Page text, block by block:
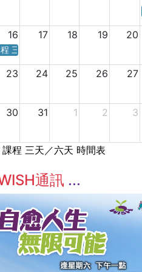
16 17 18 19 20
三天／六天 時間表
23 24 25 26 27
30 31 1 2 3
課程 三天／六天 時間表
通訊